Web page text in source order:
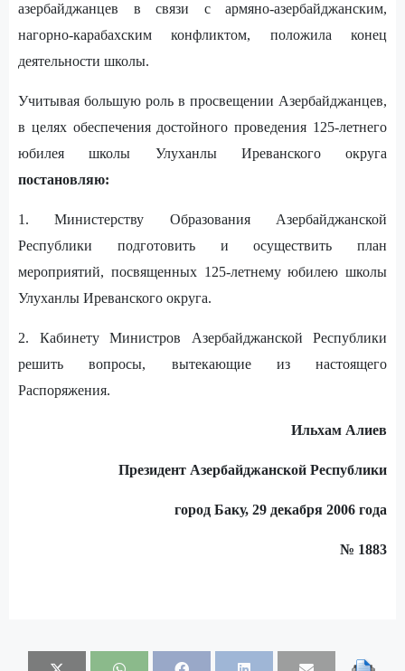
азербайджанцев в связи с армяно-азербайджанским,
нагорно-карабахским конфликтом, положила конец
деятельности школы.
Учитывая большую роль в просвещении Азербайджанцев,
в целях обеспечения достойного проведения 125-летнего
юбилея школы Улуханлы Иреванского округа
постановляю:
1. Министерству Образования Азербайджанской
Республики подготовить и осуществить план
мероприятий, посвященных 125-летнему юбилею школы
Улуханлы Иреванского округа.
2. Кабинету Министров Азербайджанской Республики
решить вопросы, вытекающие из настоящего
Распоряжения.
Ильхам Алиев
Президент Азербайджанской Республики
город Баку, 29 декабря 2006 года
№ 1883